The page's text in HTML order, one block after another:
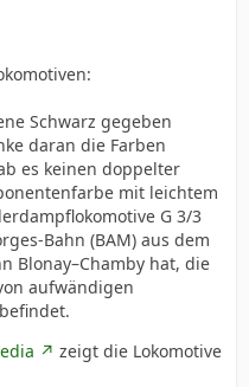
Schwarz gegeben
daran die Farben
es keinen doppelter
mit leichtem
G 3/3
Bahn (BAM) aus dem
Blonay–Chamby hat, die
aufwändigen
zeigt die Lokomotive